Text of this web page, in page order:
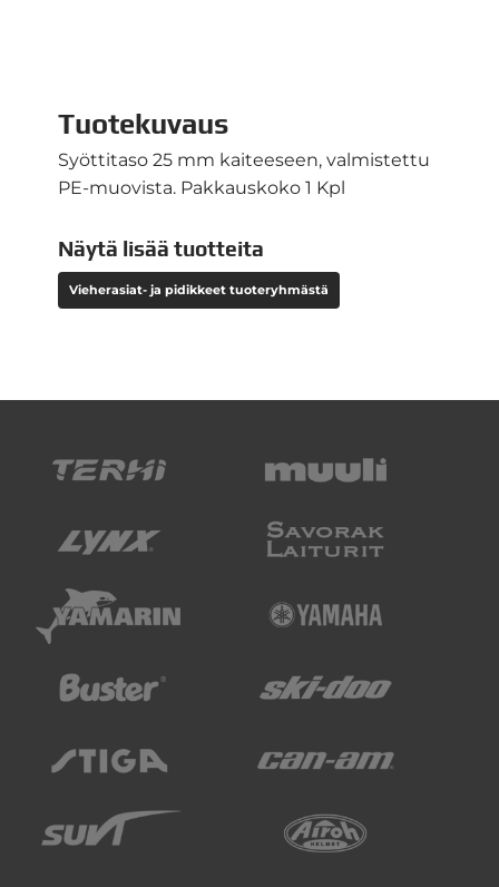
Tuotekuvaus
Syöttitaso 25 mm kaiteeseen, valmistettu
PE-muovista. Pakkauskoko 1 Kpl
Näytä lisää tuotteita
Vieherasiat- ja pidikkeet tuoteryhmästä